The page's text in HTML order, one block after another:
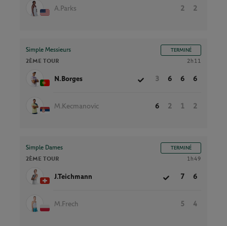
A.Parks 2 2
Simple Messieurs TERMINÉ
2ÈME TOUR 2h11
N.Borges 3 6 6 6
M.Kecmanovic 6 2 1 2
Simple Dames TERMINÉ
2ÈME TOUR 1h49
J.Teichmann 7 6
M.Frech 5 4